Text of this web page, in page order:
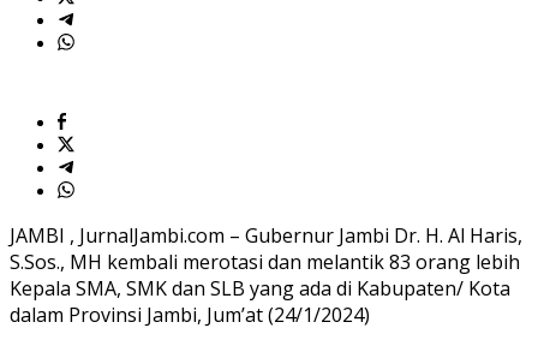
JAMBI , JurnalJambi.com – Gubernur Jambi Dr. H. Al Haris,
S.Sos., MH kembali merotasi dan melantik 83 orang lebih
Kepala SMA, SMK dan SLB yang ada di Kabupaten/ Kota
dalam Provinsi Jambi, Jum’at (24/1/2024)